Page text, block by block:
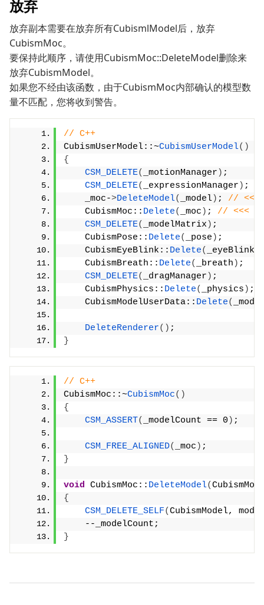
放弃
放弃副本需要在放弃所有CubismlModel后，放弃
CubismMoc。
要保持此顺序，请使用CubismMoc::DeleteModel删除来
放弃CubismModel。
如果您不经由该函数，由于CubismMoc内部确认的模型数
量不匹配，您将收到警告。
// C++
CubismUserModel::~CubismUserModel()
{
CSM_DELETE( _motionManager ) ;
CSM_DELETE( _expressionManager ) ;
    _moc-
>DeleteModel( _model) ; // <<<
    CubismMoc::
Delete( _moc ) ; // <<<
CSM_DELETE( _modelMatrix ) ;
    CubismPose::
Delete( _pose ) ;
    CubismEyeBlink::
Delete( _eyeBlink
    CubismBreath::
Delete( _breath ) ;
CSM_DELETE( _dragManager ) ;
    CubismPhysics::
Delete( _physics ) ;
    CubismModelUserData::
Delete(
DeleteRenderer() ;
}
// C++
CubismMoc::~CubismMoc()
{
CSM_ASSERT( _modelCount == 0 ) ;
CSM_FREE_ALIGNED( _moc ) ;
}
void CubismMoc:: DeleteModel(
{
CSM_DELETE_SELF(CubismModel,
    --_modelCount;
}